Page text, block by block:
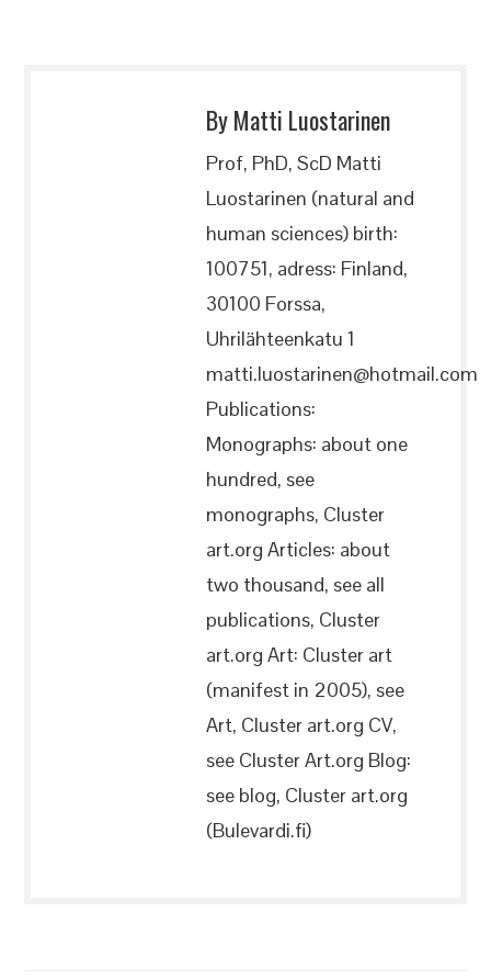
By Matti Luostarinen
Prof, PhD, ScD Matti
Luostarinen (natural and
human sciences) birth:
100751, adress: Finland,
30100 Forssa,
Uhrilähteenkatu 1
matti.luostarinen@hotmail.com
Publications:
Monographs: about one
hundred, see
monographs, Cluster
art.org Articles: about
two thousand, see all
publications, Cluster
art.org Art: Cluster art
(manifest in 2005), see
Art, Cluster art.org CV,
see Cluster Art.org Blog:
see blog, Cluster art.org
(Bulevardi.fi)